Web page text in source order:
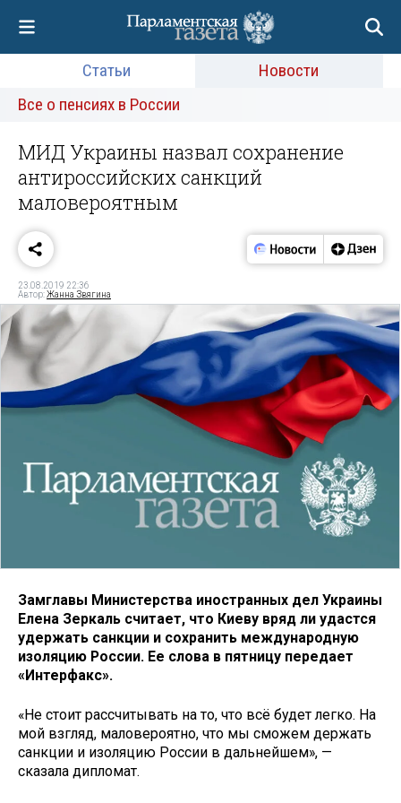
Статьи
Новости
Все о пенсиях в России
МИД Украины назвал сохранение
антироссийских санкций
маловероятным
23.08.2019 22:36
Автор:Жанна Звягина
Замглавы Министерства иностранных дел Украины
Елена Зеркаль считает, что Киеву вряд ли удастся
удержать санкции и сохранить международную
изоляцию России. Ее слова в пятницу передает
«Интерфакс».
«Не стоит рассчитывать на то, что всё будет легко. На
мой взгляд, маловероятно, что мы сможем держать
санкции и изоляцию России в дальнейшем», —
сказала дипломат.